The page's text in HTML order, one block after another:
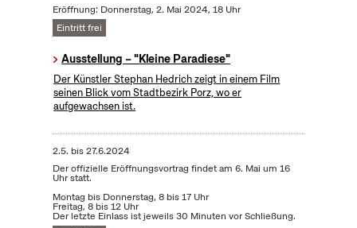
Eröffnung: Donnerstag, 2. Mai 2024, 18 Uhr
Eintritt frei
Ausstellung – "Kleine Paradiese"
Der Künstler Stephan Hedrich zeigt in einem Film
seinen Blick vom Stadtbezirk Porz, wo er
aufgewachsen ist.
2.5. bis27.6.2024
Der offizielle Eröffnungsvortrag findet am 6. Mai um 16
Uhr statt.
Montag bis Donnerstag, 8 bis 17 Uhr
Freitag, 8 bis 12 Uhr
Der letzte Einlass ist jeweils 30 Minuten vor Schließung.